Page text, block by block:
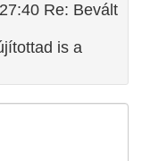
Re: Bevált
is a